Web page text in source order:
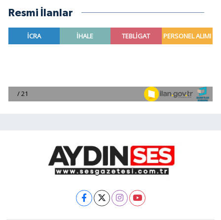
Resmi İlanlar